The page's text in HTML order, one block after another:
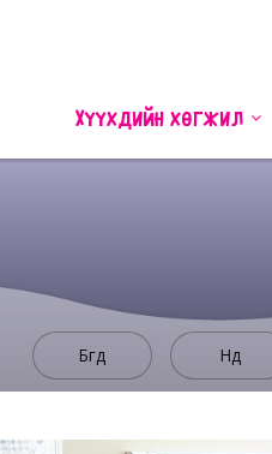
Хүүхдийн хөгжил
Бүгд Нүд